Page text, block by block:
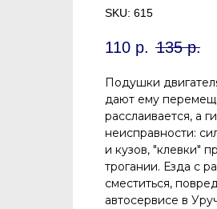
SKU: 615
110 р. 135 р.
Подушки
дают ему
расслаивается, а
неисправности:
и кузов, "клевки"
трогании. Езда с
сместиться,
автосервисе в